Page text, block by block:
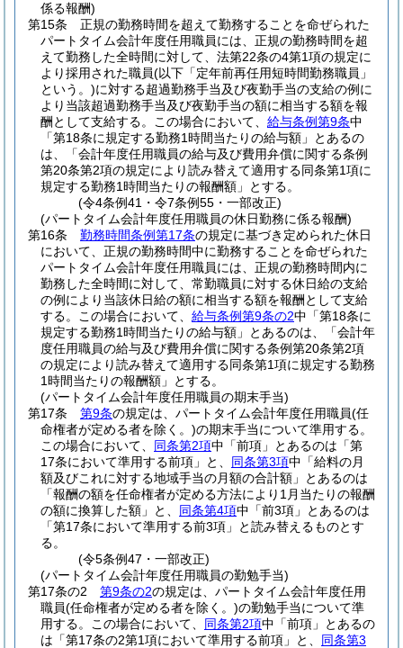
係る報酬)
第15条
正規の勤務時間を超えて勤務することを命ぜられた
パートタイム会計年度任用職員には、正規の勤務時間を超
えて勤務した全時間に対して、法第22条の4第1項の規定に
より採用された職員(以下「定年前再任用短時間勤務職員」
という。)に対する超過勤務手当及び夜勤手当の支給の例に
より当該超過勤務手当及び夜勤手当の額に相当する額を報
酬として支給する。
この場合において、 給与条例第9条中
「第18条に規定する勤務1時間当たりの給与額」とあるの
は、「会計年度任用職員の給与及び費用弁償に関する条例
第20条第2項の規定により読み替えて適用する同条第1項に
規定する勤務1時間当たりの報酬額」とする。
(令4条例41・令7条例55・一部改正)
(パートタイム会計年度任用職員の休日勤務に係る報酬)
第16条
勤務時間条例第17条の規定に基づき定められた休日
において、正規の勤務時間中に勤務することを命ぜられた
パートタイム会計年度任用職員には、正規の勤務時間内に
勤務した全時間に対して、常勤職員に対する休日給の支給
の例により当該休日給の額に相当する額を報酬として支給
する。
この場合において、 給与条例第9条の2中「第18条に
規定する勤務1時間当たりの給与額」とあるのは、「会計年
度任用職員の給与及び費用弁償に関する条例第20条第2項
の規定により読み替えて適用する同条第1項に規定する勤務
1時間当たりの報酬額」とする。
(パートタイム会計年度任用職員の期末手当)
第17条
第9条の規定は、パートタイム会計年度任用職員(任
命権者が定める者を除く。)の期末手当について準用する。
この場合において、 同条第2項中「前項」とあるのは「第
17条において準用する前項」と、 同条第3項中「給料の月
額及びこれに対する地域手当の月額の合計額」とあるのは
「報酬の額を任命権者が定める方法により1月当たりの報酬
の額に換算した額」と、 同条第4項中「前3項」とあるのは
「第17条において準用する前3項」と読み替えるものとす
る。
(令5条例47・一部改正)
(パートタイム会計年度任用職員の勤勉手当)
第17条の2
第9条の2の規定は、パートタイム会計年度任用
職員(任命権者が定める者を除く。)の勤勉手当について準
用する。
この場合において、 同条第2項中「前項」とあるの
は「第17条の2第1項において準用する前項」と、 同条第3